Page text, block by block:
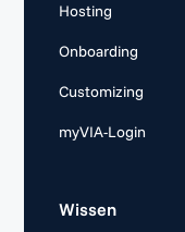
Hosting
Onboarding
Customizing
myVIA-Login
Wissen